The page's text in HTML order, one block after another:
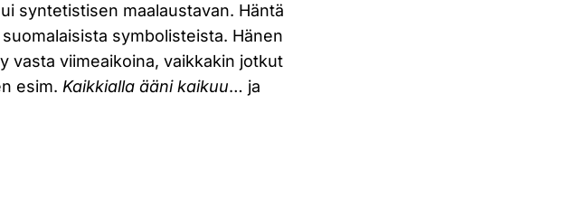
syntetistisen maalaustavan. Häntä
symbolisteista. Hänen
vasta viimeaikoina, vaikkakin jotkut
esim. Kaikkialla ääni kaikuu… ja